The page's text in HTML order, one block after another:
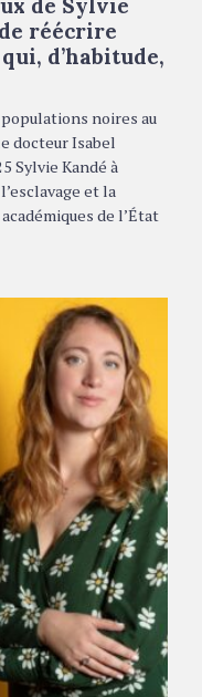
réécrire
d’habitude,
noires au
docteur Isabel
Sylvie Kandé à
et la
de l’État